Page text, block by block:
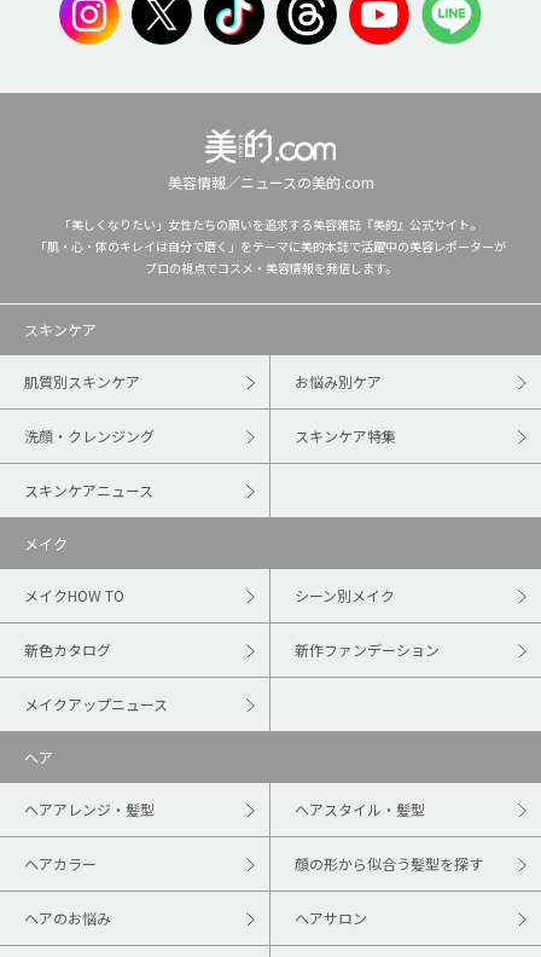
美容情報／ニュースの美的.com
「美しくなりたい」女性たちの願いを追求する美容雑誌『美的』公式サイト。
「肌・心・体のキレイは自分で磨く」をテーマに美的本誌で活躍中の美容レポーターが
プロの視点でコスメ・美容情報を発信します。
スキンケア
肌質別スキンケア お悩み別ケア
洗顔・クレンジング スキンケア特集
スキンケアニュース
メイク
メイクHOW TO シーン別メイク
新色カタログ 新作ファンデーション
メイクアップニュース
ヘア
ヘアアレンジ・髪型 ヘアスタイル・髪型
ヘアカラー 顔の形から似合う髪型を探す
ヘアのお悩み ヘアサロン